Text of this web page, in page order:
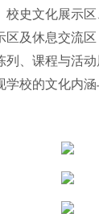
校史文化展示
及休息交流区
列、课程与活
校的文化内涵